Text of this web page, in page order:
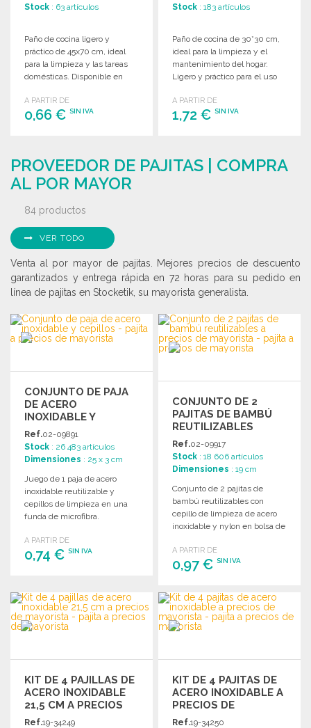
Stock : 63 artículos
Paño de cocina ligero y
práctico de 45x70 cm, ideal
para la limpieza y las tareas
domésticas. Disponible en
A PARTIR DE
0,66 € SIN IVA
Solicitar un presupuesto
Stock : 183 artículos
Paño de cocina de 30*30 cm,
ideal para la limpieza y el
mantenimiento del hogar.
Ligero y práctico para el uso
A PARTIR DE
1,72 €SIN IVA
Solicitar un presupuesto
PROVEEDOR DE PAJITAS | COMPRA
AL POR MAYOR
84 productos
VER TODO
Venta al por mayor de pajitas. Mejores precios de descuento
garantizados y entrega rápida en 72 horas para su pedido en
línea de pajitas en Stocketik, su mayorista generalista.
CONJUNTO DE PAJA
DE ACERO
INOXIDABLE Y
CEPILLOS
Ref.02-09891
Stock : 26 483 artículos
Dimensiones : 25 x 3 cm
Juego de 1 paja de acero
inoxidable reutilizable y
cepillos de limpieza en una
funda de microfibra.
A PARTIR DE
0,74 € SIN IVA
Solicitar un presupuesto
CONJUNTO DE 2
PAJITAS DE BAMBÚ
REUTILIZABLES
Ref.02-09917
Stock : 18 606 artículos
Dimensiones : 19 cm
Conjunto de 2 pajitas de
bambú reutilizables con
cepillo de limpieza de acero
inoxidable y nylon en bolsa de
A PARTIR DE
0,97 €SIN IVA
PEDIR
Solicitar un presupuesto
KIT DE 4 PAJILLAS DE
ACERO INOXIDABLE
21,5 CM A PRECIOS
DE MAYORISTA
Ref.19-34249
KIT DE 4 PAJITAS DE
ACERO INOXIDABLE A
PRECIOS DE
MAYORISTA
Ref.19-34250